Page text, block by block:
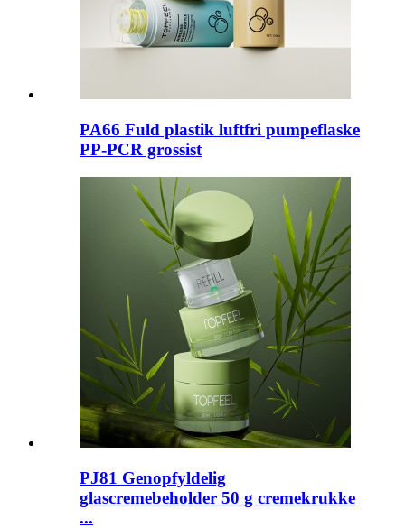
PA66 Fuld plastik luftfri pumpeflaske
PP-PCR grossist
PJ81 Genopfyldelig
glascremebeholder 50 g cremekrukke
...